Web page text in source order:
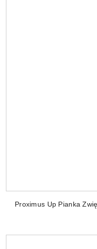
Proximus Up Pianka